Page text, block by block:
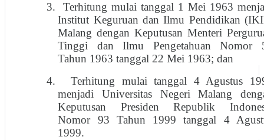
3.
Terhitung mulai tanggal 1 Mei 1963
Institut Keguruan dan Ilmu Pendidikan
Malang dengan Keputusan Menteri
Tinggi dan Ilmu Pengetahuan Nomor
Tahun 1963 tanggal 22 Mei 1963; dan
4.
Terhitung mulai tanggal 4 Agustus
menjadi Universitas Negeri Malang
Keputusan Presiden Republik
Nomor 93 Tahun 1999 tanggal 4
1999.